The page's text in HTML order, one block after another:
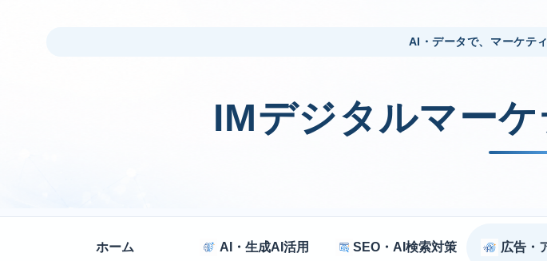
AI・データで、マーケテ
IMデジタルマー
ホーム AI・生成AI活用 SEO・AI検索対策 広告・